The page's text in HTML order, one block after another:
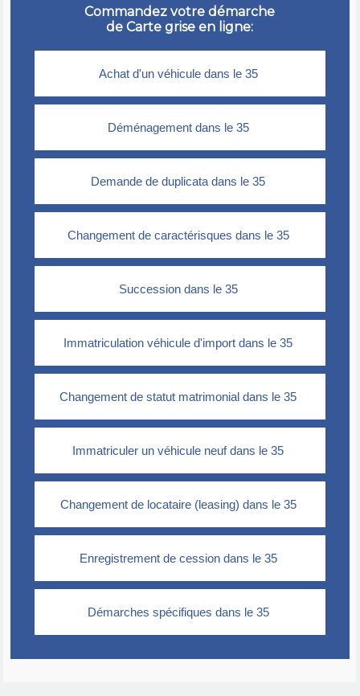
Commandez votre démarche
de Carte grise en ligne: